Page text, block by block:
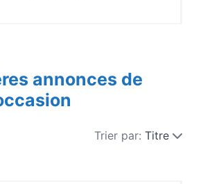
annonces de
Trier par: Titre